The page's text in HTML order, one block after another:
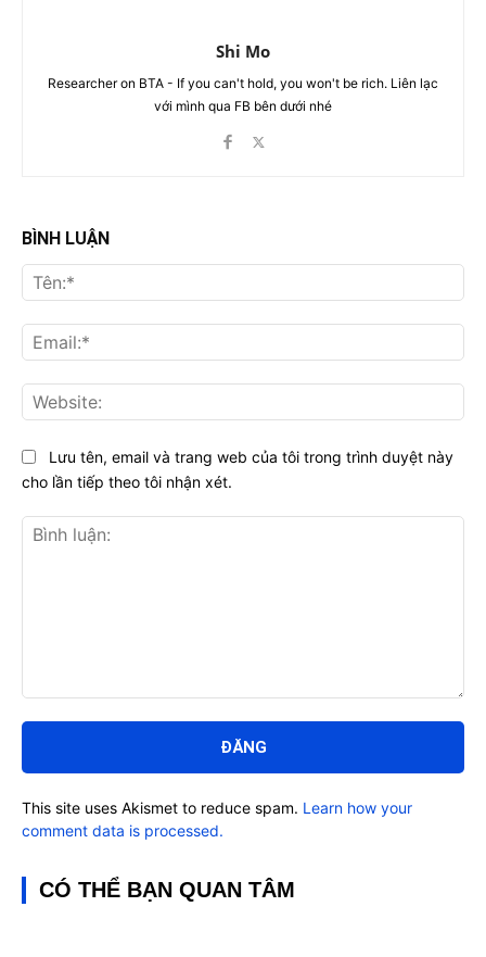
Shi Mo
Researcher on BTA - If you can't hold, you won't be rich. Liên lạc
với mình qua FB bên dưới nhé
BÌNH LUẬN
luận:
Lưu tên, email và trang web của tôi trong trình duyệt này
cho lần tiếp theo tôi nhận xét.
This site uses Akismet to reduce spam. Learn how your
comment data is processed.
CÓ THỂ BẠN QUAN TÂM